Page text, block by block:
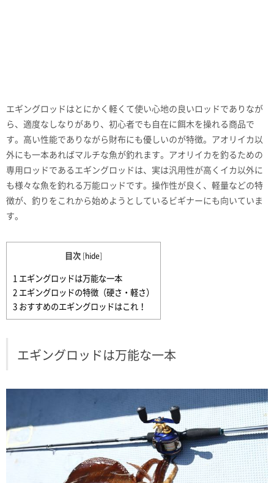
エギングロッドはとにかく軽くて使い心地の良いロッドでありなが
ら、適度なしなりがあり、初心者でも自在に餌木を操れる商品で
す。高い性能でありながら財布にも優しいのが特徴。アオリイカ以
外にも一本あればマルチな魚が釣れます。アオリイカを釣るための
専用ロッドであるエギングロッドは、実は汎用性が高くイカ以外に
も様々な魚を釣れる万能ロッドです。操作性が良く、軽量などの特
徴が、釣りをこれから始めようとしているビギナーにも向いていま
す。
目次 [hide]
1 エギングロッドは万能な一本
2 エギングロッドの特徴（硬さ・軽さ）
3 おすすめのエギングロッドはこれ！
エギングロッドは万能な一本